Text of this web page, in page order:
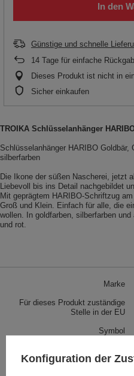
In den
Günstige und schnelle
14 Tage für einfache
Dieses Produkt ist nicht in
Sicher einkaufen
TROIKA Schlüsselanhänger
Schlüsselanhänger HARIBO
silberfarben
Die Ikone der süßen Nascherei, jetzt
Liebevoll bis ins Detail nachgebildet
Mit geprägtem HARIBO-Schriftzug
Groß und Klein. Einfach für alle, die
wollen. In goldfarben, silberfarben
und rot.
Marke
Für dieses Produkt zuständige
Stelle in der EU
Symbol
Konfiguration der